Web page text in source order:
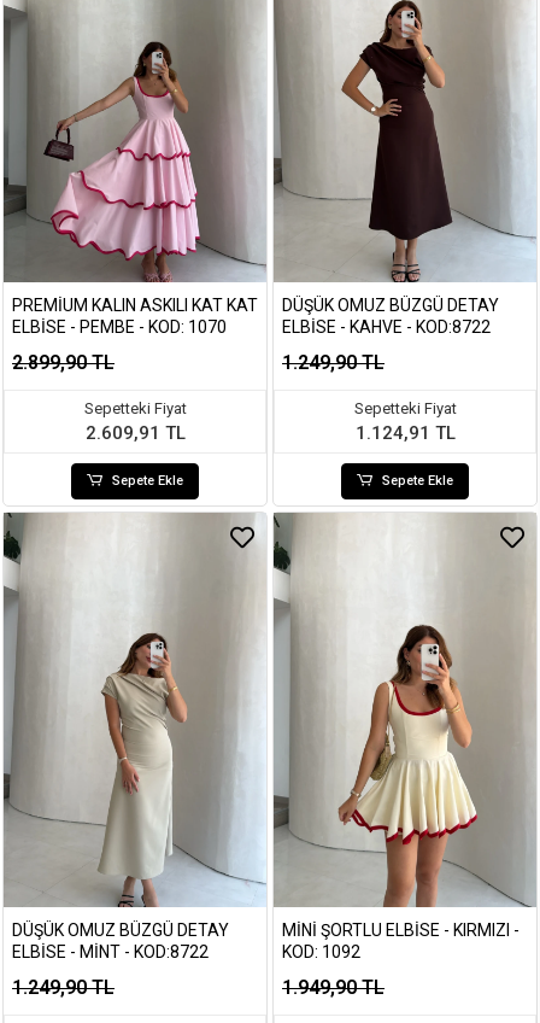
PREMIUM KALIN ASKILI KAT KAT
ELBISE - PEMBE - KOD: 1070
2.899,90 TL
Sepetteki Fiyat
2.609,91 TL
Sepete Ekle
DÜŞÜK OMUZ BÜZGÜ DETAY
ELBISE - KAHVE - KOD:8722
1.249,90 TL
Sepetteki Fiyat
1.124,91 TL
Sepete Ekle
DÜŞÜK OMUZ BÜZGÜ DETAY
ELBISE - MINT - KOD:8722
1.249,90 TL
MINI ŞORTLU ELBISE - KIRMIZI -
KOD: 1092
1.949,90 TL